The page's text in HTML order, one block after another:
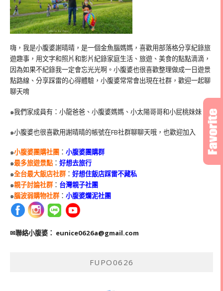
嗨，我是小腹婆謝晴晴，是一個金魚腦媽媽，喜歡用部落格分享紀錄旅
遊趣事，用文字和照片和影片紀錄家庭生活、旅遊、美食的點點滴滴，
因為如果不紀錄我一定會忘光光啊。小腹婆也很喜歡整理做成一日遊景
點路線、分享踩雷的心得體驗，小腹婆常常會出現在社群，歡迎一起聊
聊天唷
๑我們家成員有：小龍爸爸、小腹婆媽媽、小太陽哥哥和小屁桃妹妹
๑小腹婆也很喜歡用謝晴晴的帳號在FB社群聊聊天哦，也歡迎加入
๑小腹婆團購社團 ： 小腹婆團購群
๑最多旅遊景點： 好想去旅行
๑全台最大飯店社群： 好想住飯店踩雷不藏私
๑親子討論社群： 台灣親子社團
๑腦波弱購物社群： 小腹婆爛泥社團
✉聯絡小腹婆： eunice0626a@gmail.com
FUPO0626